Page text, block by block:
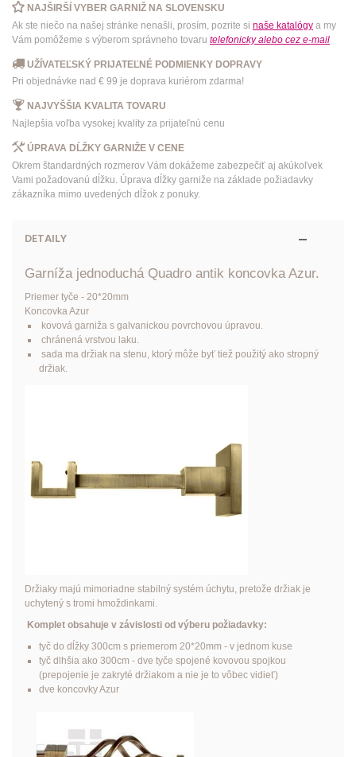
NAJŠIRŠÍ VYBER GARNIŽ NA SLOVENSKU
Ak ste niečo na našej stránke nenašli, prosím, pozrite si naše katalógy a my
Vám pomôžeme s výberom správneho tovaru telefonicky alebo cez e-mail
UŽÍVATEĽSKÝ PRIJATEĽNÉ PODMIENKY DOPRAVY
Pri objednávke nad € 99 je doprava kuriérom zdarma!
NAJVYŠŠIA KVALITA TOVARU
Najlepšia voľba vysokej kvality za prijateľnú cenu
ÚPRAVA DĹŽKY GARNIŽE V CENE
Okrem štandardných rozmerov Vám dokážeme zabezpečiť aj akúkoľvek
Vami požadovanú dĺžku. Úprava dĺžky garniže na základe požiadavky
zákazníka mimo uvedených dĺžok z ponuky.
DETAILY
Garníža jednoduchá Quadro antik koncovka Azur.
Priemer tyče - 20*20mm
Koncovka Azur
kovová garniža s galvanickou povrchovou úpravou.
chránená vrstvou laku.
sada ma držiak na stenu, ktorý môže byť tiež použitý ako stropný
držiak.
Držiaky majú mimoriadne stabilný systém úchytu, pretože držiak je
uchytený s tromi hmoždinkami.
Komplet obsahuje v závislosti od výberu požiadavky:
tyč do dĺžky 300cm s priemerom 20*20mm - v jednom kuse
tyč dlhšia ako 300cm - dve tyče spojené kovovou spojkou
(prepojenie je zakryté držiakom a nie je to vôbec vidieť)
dve koncovky Azur